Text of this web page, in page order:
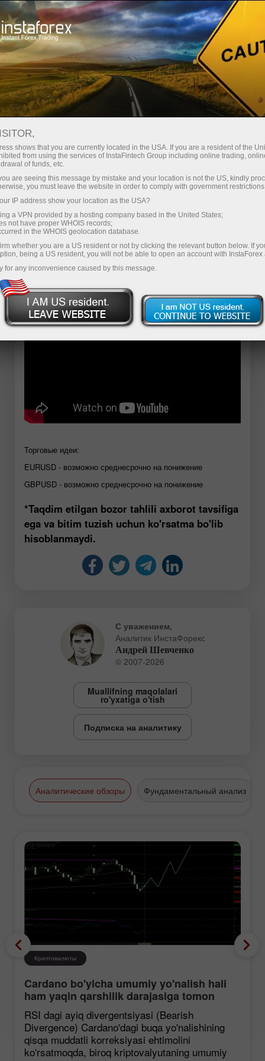
Трейдерам Форекс обзоры Торговый план
03.06.2026: Аналитические
обзоры Форекс: Видеообзор рынка,
торговые рекомендации, ответы на
вопросы
Savdo hisob-varag‘ini ochish
Demo-hisob-varag‘ini ochish
Торговые идеи:
EURUSD - возможно среднесрочно на понижение
GBPUSD - возможно среднесрочно на понижение
*Taqdim etilgan bozor tahlili axborot tavsifiga
ega va bitim tuzish uchun ko'rsatma bo'lib
hisoblanmaydi.
С уважением,
Аналитик ИнстаФорекс
Андрей Шевченко
© 2007-2026
Muallifning maqolalari
ro'yxatiga o'tish
Подписка на аналитику
Аналитические обзоры Фундаментальный анализ
Криптовалюты
Cardano bo'yicha umumiy yo'nalish hali
ham yaqin qarshilik darajasiga tomon
mustahkamlanmoqda, garchi korreksiya
ehtimoli mavjud bo'lsa ham.
RSI dagi ayiq divergentsiyasi (Bearish
Divergence) Cardano'dagi buqa yo'nalishining
qisqa muddatli korreksiyasi ehtimolini
ko'rsatmoqda, biroq kriptovalyutaning umumiy
shows that you are currently located in the USA. If you are a resident of the
from using the services of InstaFintech Group including online trading,
of funds, etc.
are seeing this message by mistake and your location is not the US, kindly
you must leave the website in order to comply with government
IP address show your location as the USA?
a VPN provided by a hosting company based in the United States;
not have proper WHOIS records;
in the WHOIS geolocation database.
whether you are a US resident or not by clicking the relevant button below. If
being a US resident, you will not be able to open an account with InstaForex
for any inconvenience caused by this message.